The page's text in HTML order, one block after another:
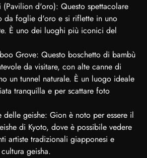
(Pavilion d'oro): Questo spettacolare
da foglie d'oro e si riflette in uno
È uno dei luoghi più iconici del
Grove: Questo boschetto di bambù
da visitare, con alte canne di
un tunnel naturale. È un luogo ideale
tranquilla e per scattare foto
geishe: Gion è noto per essere il
di Kyoto, dove è possibile vedere
artiste tradizionali giapponesi e
geisha.